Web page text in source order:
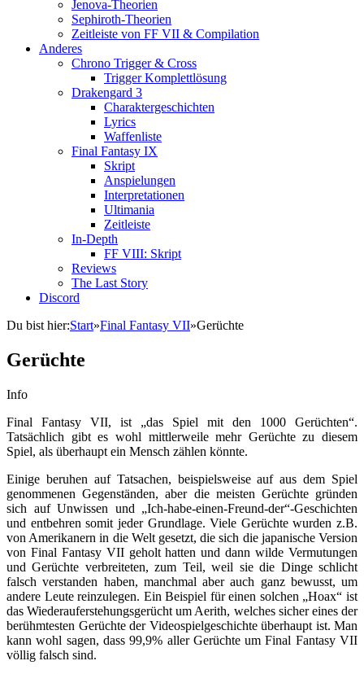
Jenova-Theorien
Sephiroth-Theorien
Zeitleiste von FF VII & Compilation
Anderes
Chrono Trigger & Cross
Trigger Komplettlösung
Drakengard 3
Charaktergeschichten
Lyrics
Waffenliste
Final Fantasy IX
Skript
Anspielungen
Interpretationen
Ultimania
Zeitleiste
In-Depth
FF VIII: Skript
Reviews
The Last Story
Discord
Du bist hier:Start»Final Fantasy VII»Gerüchte
Gerüchte
Info
Final Fantasy VII, ist „das Spiel mit den 1000 Gerüchten“.
Tatsächlich gibt es wohl mittlerweile mehr Gerüchte zu diesem
Spiel, als überhaupt ein Mensch zählen könnte.
Einige beruhen auf Tatsachen, beispielsweise auf aus dem Spiel
genommenen Gegenständen, aber die meisten Gerüchte gründen
sich auf Unwissen und „Ich-habe-einen-Freund-der“-Geschichten
und entbehren somit jeder Grundlage. Viele Gerüchte wurden z.B.
von Amerikanern in die Welt gesetzt, die sich die japanische Version
von Final Fantasy VII geholt hatten und dann wilde Vermutungen
und Gerüchte verbreiteten, zum Teil, weil sie die Dinge schlicht
falsch verstanden haben, manchmal aber auch ganz bewusst, um
andere Leute reinzulegen. Ein Beispiel für einen solchen „Hoax“ ist
das Wiederauferstehungsgerücht um Aerith, welches sicher eines der
berühmtesten Gerüchte der Videospielgeschichte überhaupt ist. Man
kann wohl sagen, dass 99,9% aller Gerüchte um Final Fantasy VII
völlig falsch sind.